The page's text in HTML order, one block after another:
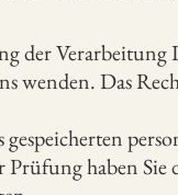
der
wenden. Das
haben